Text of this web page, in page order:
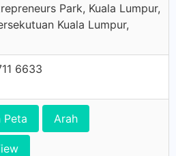
Park, Kuala Lumpur,
Kuala Lumpur,
6633
Peta Arah